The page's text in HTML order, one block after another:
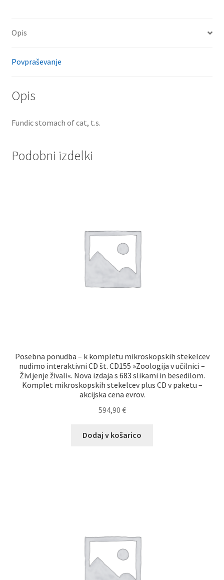
Opis
Povpraševanje
Opis
Fundic stomach of cat, t.s.
Podobni izdelki
Posebna ponudba – k kompletu mikroskopskih stekelcev
nudimo interaktivni CD št. CD155 »Zoologija v učilnici –
Življenje živali«. Nova izdaja s 683 slikami in besedilom.
Komplet mikroskopskih stekelcev plus CD v paketu –
akcijska cena evrov.
594,90 €
Dodaj v košarico